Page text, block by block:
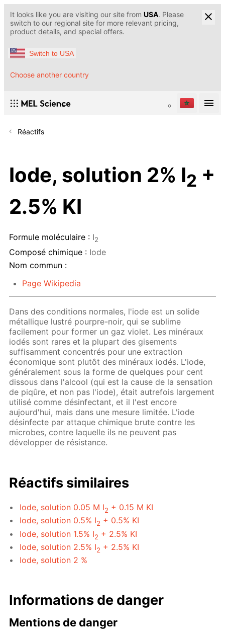
It looks like you are visiting our site from USA. Please
switch to our regional site for more relevant pricing,
product details, and special offers.
Switch to USA
Choose another country
Réactifs
Iode, solution 2% I2 +
2.5% KI
Formule moléculaire : I2
Composé chimique : Iode
Nom commun :
Page Wikipedia
Dans des conditions normales, l'iode est un solide
métallique lustré pourpre-noir, qui se sublime
facilement pour former un gaz violet. Les minéraux
iodés sont rares et la plupart des gisements
suffisamment concentrés pour une extraction
économique sont plutôt des minéraux iodés. L'iode,
généralement sous la forme de quelques pour cent
dissous dans l'alcool (qui est la cause de la sensation
de piqûre, et non pas l'iode), était autrefois largement
utilisé comme désinfectant, et il l'est encore
aujourd'hui, mais dans une mesure limitée. L'iode
désinfecte par attaque chimique brute contre les
microbes, contre laquelle ils ne peuvent pas
développer de résistance.
Réactifs similaires
Iode, solution 0.05 M I2 + 0.15 M KI
Iode, solution 0.5% I2 + 0.5% KI
Iode, solution 1.5% I2 + 2.5% KI
Iode, solution 2.5% I2 + 2.5% KI
Iode, solution 2 %
Informations de danger
Mentions de danger